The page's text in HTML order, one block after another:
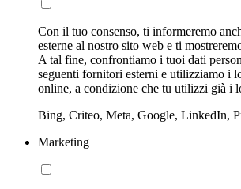
Con il tuo consenso, ti informeremo
esterne al nostro sito web e ti
A tal fine, confrontiamo i tuoi dati
seguenti fornitori esterni e utilizziamo i
online, a condizione che tu utilizzi già i
Bing, Criteo, Meta, Google, LinkedIn,
Marketing